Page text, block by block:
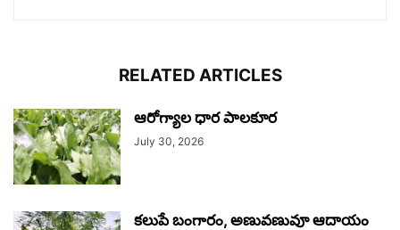
RELATED ARTICLES
ఆరోగ్యాల ధార పాలకూర
July 30, 2026
కలుపే బంగారం, అణువణువూ ఆదాయం